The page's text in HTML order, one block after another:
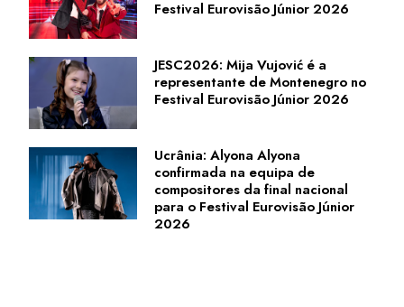
Festival Eurovisão Júnior 2026
JESC2026: Mija Vujović é a
representante de Montenegro no
Festival Eurovisão Júnior 2026
Ucrânia: Alyona Alyona
confirmada na equipa de
compositores da final nacional
para o Festival Eurovisão Júnior
2026